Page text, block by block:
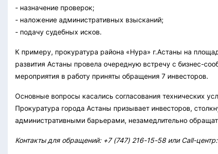
- назначение проверок;
- наложение административных взысканий;
- подачу судебных исков.
К примеру, прокуратура района «Нура» г.Астаны на
развития Астаны провела очередную встречу с бизнес-
мероприятия в работу приняты обращения 7 инвесторов.
Основные вопросы касались согласования технических
Прокуратура города Астаны призывает инвесторов,
административными барьерами, незамедлительно
Контакты для обращений: +7 (747) 216-15-58 или Call-